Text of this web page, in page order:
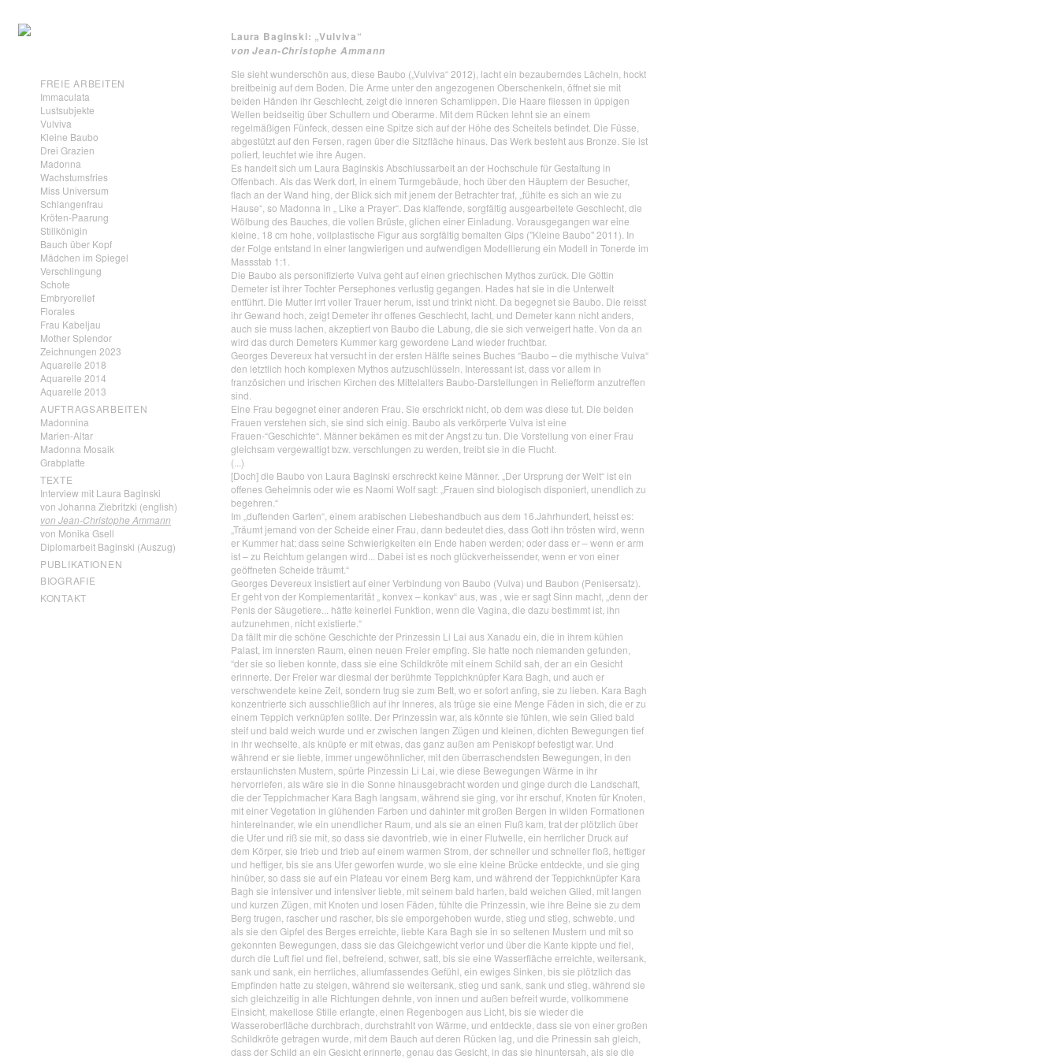
FREIE ARBEITEN
Immaculata
Lustsubjekte
Vulviva
Kleine Baubo
Drei Grazien
Madonna
Wachstumsfries
Miss Universum
Schlangenfrau
Kröten-Paarung
Stillkönigin
Bauch über Kopf
Mädchen im Spiegel
Verschlingung
Schote
Embryorelief
Florales
Frau Kabeljau
Mother Splendor
Zeichnungen 2023
Aquarelle 2018
Aquarelle 2014
Aquarelle 2013
AUFTRAGSARBEITEN
Madonnina
Marien-Altar
Madonna Mosaik
Grabplatte
TEXTE
Interview mit Laura Baginski
von Johanna Ziebritzki (english)
von Jean-Christophe Ammann
von Monika Gsell
Diplomarbeit Baginski (Auszug)
PUBLIKATIONEN
BIOGRAFIE
KONTAKT
Laura Baginski: „Vulviva“
von Jean-Christophe Ammann
Sie sieht wunderschön aus, diese Baubo („Vulviva“ 2012), lacht ein bezauberndes Lächeln, hockt
breitbeinig auf dem Boden. Die Arme unter den angezogenen Oberschenkeln, öffnet sie mit
beiden Händen ihr Geschlecht, zeigt die inneren Schamlippen. Die Haare fliessen in üppigen
Wellen beidseitig über Schultern und Oberarme. Mit dem Rücken lehnt sie an einem
regelmäßigen Fünfeck, dessen eine Spitze sich auf der Höhe des Scheitels befindet. Die Füsse,
abgestützt auf den Fersen, ragen über die Sitzfläche hinaus. Das Werk besteht aus Bronze. Sie ist
poliert, leuchtet wie ihre Augen.
Es handelt sich um Laura Baginskis Abschlussarbeit an der Hochschule für Gestaltung in
Offenbach. Als das Werk dort, in einem Turmgebäude, hoch über den Häuptern der Besucher,
flach an der Wand hing, der Blick sich mit jenem der Betrachter traf, „fühlte es sich an wie zu
Hause“, so Madonna in „ Like a Prayer“. Das klaffende, sorgfältig ausgearbeitete Geschlecht, die
Wölbung des Bauches, die vollen Brüste, glichen einer Einladung. Vorausgegangen war eine
kleine, 18 cm hohe, vollplastische Figur aus sorgfältig bemalten Gips ("Kleine Baubo" 2011). In
der Folge entstand in einer langwierigen und aufwendigen Modellierung ein Modell in Tonerde im
Massstab 1:1.
Die Baubo als personifizierte Vulva geht auf einen griechischen Mythos zurück. Die Göttin
Demeter ist ihrer Tochter Persephones verlustig gegangen. Hades hat sie in die Unterwelt
entführt. Die Mutter irrt voller Trauer herum, isst und trinkt nicht. Da begegnet sie Baubo. Die reisst
ihr Gewand hoch, zeigt Demeter ihr offenes Geschlecht, lacht, und Demeter kann nicht anders,
auch sie muss lachen, akzeptiert von Baubo die Labung, die sie sich verweigert hatte. Von da an
wird das durch Demeters Kummer karg gewordene Land wieder fruchtbar.
Georges Devereux hat versucht in der ersten Hälfte seines Buches “Baubo – die mythische Vulva“
den letztlich hoch komplexen Mythos aufzuschlüsseln. Interessant ist, dass vor allem in
französichen und irischen Kirchen des Mittelalters Baubo-Darstellungen in Reliefform anzutreffen
sind.
Eine Frau begegnet einer anderen Frau. Sie erschrickt nicht, ob dem was diese tut. Die beiden
Frauen verstehen sich, sie sind sich einig. Baubo als verkörperte Vulva ist eine
Frauen-“Geschichte“. Männer bekämen es mit der Angst zu tun. Die Vorstellung von einer Frau
gleichsam vergewaltigt bzw. verschlungen zu werden, treibt sie in die Flucht.
(...)
[Doch] die Baubo von Laura Baginski erschreckt keine Männer. „Der Ursprung der Welt“ ist ein
offenes Geheimnis oder wie es Naomi Wolf sagt: „Frauen sind biologisch disponiert, unendlich zu
begehren.“
Im „duftenden Garten“, einem arabischen Liebeshandbuch aus dem 16.Jahrhundert, heisst es:
„Träumt jemand von der Scheide einer Frau, dann bedeutet dies, dass Gott ihn trösten wird, wenn
er Kummer hat; dass seine Schwierigkeiten ein Ende haben werden; oder dass er – wenn er arm
ist – zu Reichtum gelangen wird... Dabei ist es noch glückverheissender, wenn er von einer
geöffneten Scheide träumt.“
Georges Devereux insistiert auf einer Verbindung von Baubo (Vulva) und Baubon (Penisersatz).
Er geht von der Komplementarität „ konvex – konkav“ aus, was , wie er sagt Sinn macht, „denn der
Penis der Säugetiere... hätte keinerlei Funktion, wenn die Vagina, die dazu bestimmt ist, ihn
aufzunehmen, nicht existierte.“
Da fällt mir die schöne Geschichte der Prinzessin Li Lai aus Xanadu ein, die in ihrem kühlen
Palast, im innersten Raum, einen neuen Freier empfing. Sie hatte noch niemanden gefunden,
“der sie so lieben konnte, dass sie eine Schildkröte mit einem Schild sah, der an ein Gesicht
erinnerte. Der Freier war diesmal der berühmte Teppichknüpfer Kara Bagh, und auch er
verschwendete keine Zeit, sondern trug sie zum Bett, wo er sofort anfing, sie zu lieben. Kara Bagh
konzentrierte sich ausschließlich auf ihr Inneres, als trüge sie eine Menge Fäden in sich, die er zu
einem Teppich verknüpfen sollte. Der Prinzessin war, als könnte sie fühlen, wie sein Glied bald
steif und bald weich wurde und er zwischen langen Zügen und kleinen, dichten Bewegungen tief
in ihr wechselte, als knüpfe er mit etwas, das ganz außen am Peniskopf befestigt war. Und
während er sie liebte, immer ungewöhnlicher, mit den überraschendsten Bewegungen, in den
erstaunlichsten Mustern, spürte Pinzessin Li Lai, wie diese Bewegungen Wärme in ihr
hervorriefen, als wäre sie in die Sonne hinausgebracht worden und ginge durch die Landschaft,
die der Teppichmacher Kara Bagh langsam, während sie ging, vor ihr erschuf, Knoten für Knoten,
mit einer Vegetation in glühenden Farben und dahinter mit großen Bergen in wilden Formationen
hintereinander, wie ein unendlicher Raum, und als sie an einen Fluß kam, trat der plötzlich über
die Ufer und riß sie mit, so dass sie davontrieb, wie in einer Flutwelle, ein herrlicher Druck auf
dem Körper, sie trieb und trieb auf einem warmen Strom, der schneller und schneller floß, heftiger
und heftiger, bis sie ans Ufer geworfen wurde, wo sie eine kleine Brücke entdeckte, und sie ging
hinüber, so dass sie auf ein Plateau vor einem Berg kam, und während der Teppichknüpfer Kara
Bagh sie intensiver und intensiver liebte, mit seinem bald harten, bald weichen Glied, mit langen
und kurzen Zügen, mit Knoten und losen Fäden, fühlte die Prinzessin, wie ihre Beine sie zu dem
Berg trugen, rascher und rascher, bis sie emporgehoben wurde, stieg und stieg, schwebte, und
als sie den Gipfel des Berges erreichte, liebte Kara Bagh sie in so seltenen Mustern und mit so
gekonnten Bewegungen, dass sie das Gleichgewicht verlor und über die Kante kippte und fiel,
durch die Luft fiel und fiel, befreiend, schwer, satt, bis sie eine Wasserfläche erreichte, weitersank,
sank und sank, ein herrliches, allumfassendes Gefühl, ein ewiges Sinken, bis sie plötzlich das
Empfinden hatte zu steigen, während sie weitersank, stieg und sank, sank und stieg, während sie
sich gleichzeitig in alle Richtungen dehnte, von innen und außen befreit wurde, vollkommene
Einsicht, makellose Stille erlangte, einen Regenbogen aus Licht, bis sie wieder die
Wasseroberfläche durchbrach, durchstrahlt von Wärme, und entdeckte, dass sie von einer großen
Schildkröte getragen wurde, mit dem Bauch auf deren Rücken lag, und die Prinessin sah gleich,
dass der Schild an ein Gesicht erinnerte, genau das Gesicht, in das sie hinuntersah, als sie die